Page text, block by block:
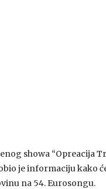
showa “Opreacija
je informaciju kako
na 54. Eurosongu.